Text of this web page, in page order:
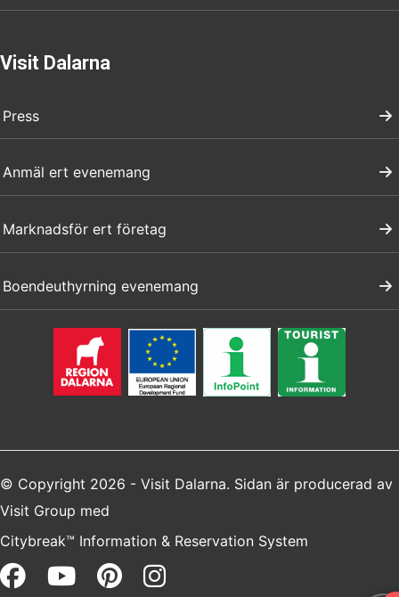
Visit Dalarna
Press
Anmäl ert evenemang
Marknadsför ert företag
Boendeuthyrning evenemang
© Copyright 2026 - Visit Dalarna. Sidan är producerad av
Visit Group med
Citybreak™ Information & Reservation System
Facebook (opens in a new
Youtube (opens in a new
Pinterest (opens in a
Instagram (opens